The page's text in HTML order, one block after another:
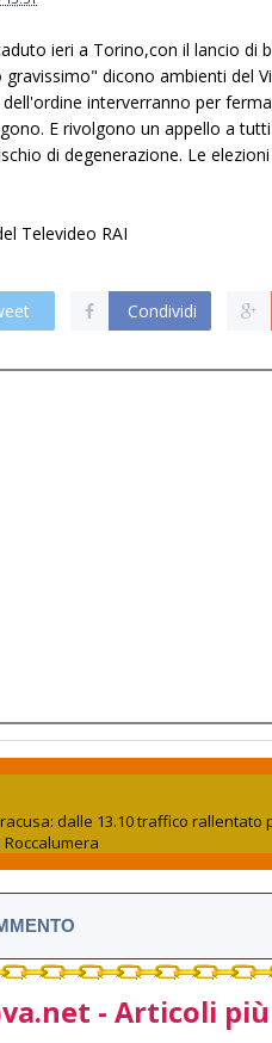
ieri a Torino,con il lancio
dicono ambienti del
interverranno per
E rivolgono un appello a
di degenerazione. Le
Televideo RAI
Condividi
dalle 13.10 traffico rallentato
- Articoli